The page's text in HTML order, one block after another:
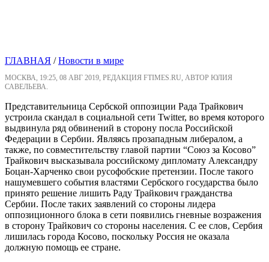
ГЛАВНАЯ /Новости в мире
МОСКВА, 19:25, 08 АВГ 2019, РЕДАКЦИЯ FTIMES.RU, АВТОР ЮЛИЯ
САВЕЛЬЕВА.
Представительница Сербской оппозиции Рада Трайкович
устроила скандал в социальной сети Twitter, во время которого
выдвинула ряд обвинений в сторону посла Российской
Федерации в Сербии. Являясь прозападным либералом, а
также, по совместительству главой партии “Союз за Косово”
Трайкович высказывала российскому дипломату Александру
Боцан-Харченко свои русофобские претензии. После такого
нашумевшего события властями Сербского государства было
принято решение лишить Раду Трайкович гражданства
Сербии. После таких заявлений со стороны лидера
оппозиционного блока в сети появились гневные возражения
в сторону Трайкович со стороны населения. С ее слов, Сербия
лишилась города Косово, поскольку Россия не оказала
должную помощь ее стране.